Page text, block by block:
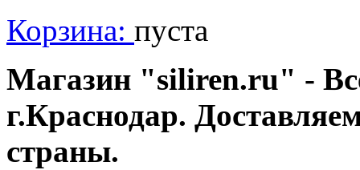
Корзина: пуста
Магазин "siliren.ru" -
г.Краснодар.
страны.